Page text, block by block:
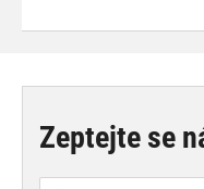
Zeptejte se